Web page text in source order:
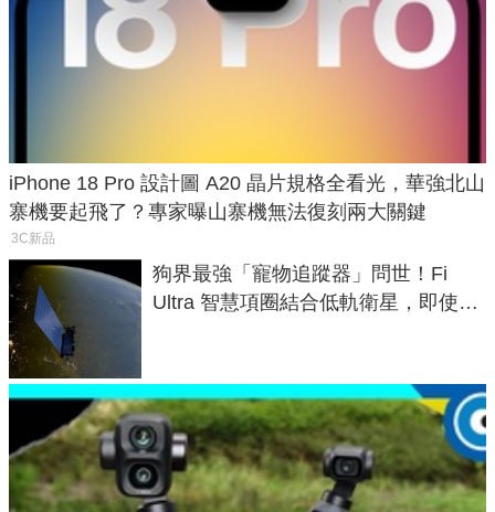
iPhone 18 Pro 設計圖 A20 晶片規格全看光，華強北山
寨機要起飛了？專家曝山寨機無法復刻兩大關鍵
3C新品
狗界最強「寵物追蹤器」問世！Fi
Ultra 智慧項圈結合低軌衛星，即使在